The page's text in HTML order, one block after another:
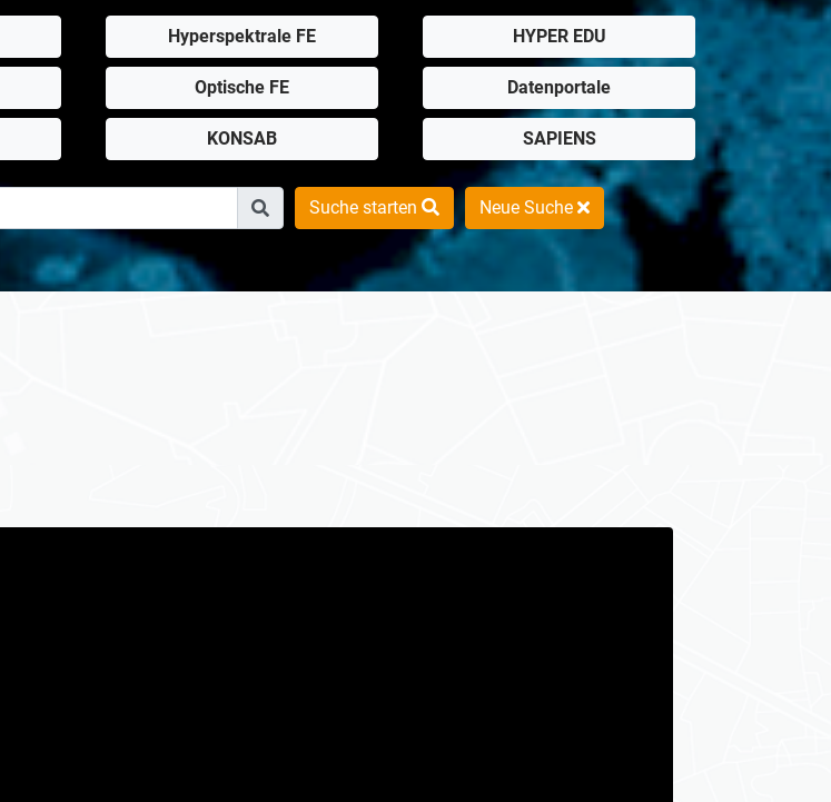
Hyperspektrale FE HYPER EDU
Optische FE Datenportale
KONSAB SAPIENS
Suche starten Neue Suche